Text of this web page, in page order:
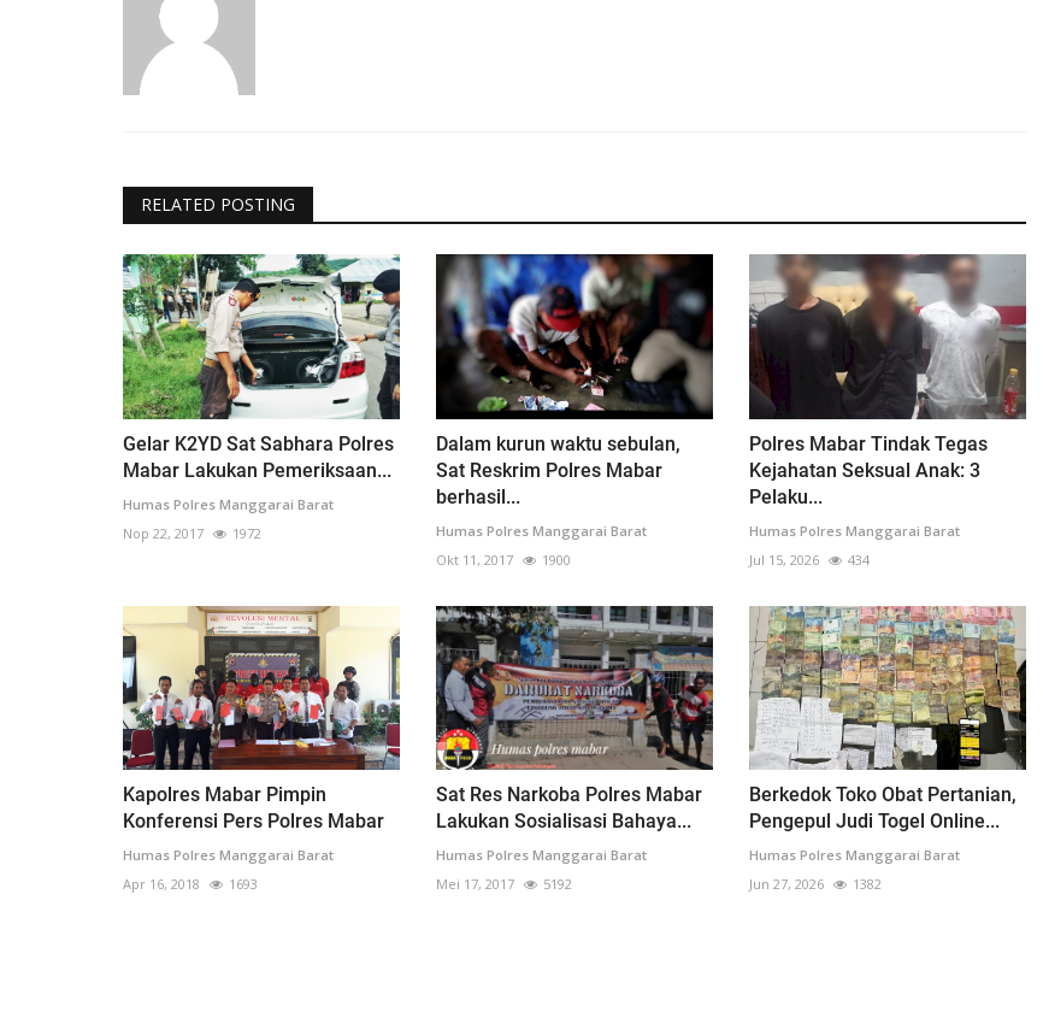
RELATED POSTING
Gelar K2YD Sat Sabhara Polres
Mabar Lakukan Pemeriksaan...
Humas Polres Manggarai Barat
Nop 22, 2017
1972
Dalam kurun waktu sebulan,
Sat Reskrim Polres Mabar
berhasil...
Humas Polres Manggarai Barat
Okt 11, 2017
1900
Polres Mabar Tindak Tegas
Kejahatan Seksual Anak: 3
Pelaku...
Humas Polres Manggarai Barat
Jul 15, 2026
434
Kapolres Mabar Pimpin
Konferensi Pers Polres Mabar
Humas Polres Manggarai Barat
Apr 16, 2018
1693
Sat Res Narkoba Polres Mabar
Lakukan Sosialisasi Bahaya...
Humas Polres Manggarai Barat
Mei 17, 2017
5192
Berkedok Toko Obat Pertanian,
Pengepul Judi Togel Online...
Humas Polres Manggarai Barat
Jun 27, 2026
1382